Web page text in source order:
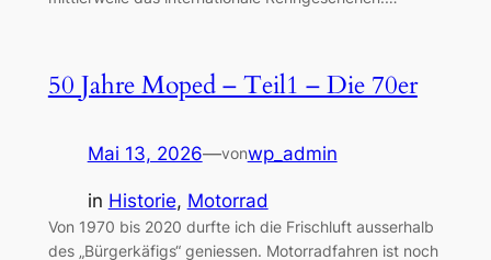
50 Jahre Moped – Teil1 – Die 70er
Mai 13, 2026—vonwp_admin
in Historie, Motorrad
Von 1970 bis 2020 durfte ich die Frischluft ausserhalb
des „Bürgerkäfigs“ geniessen. Motorradfahren ist noch